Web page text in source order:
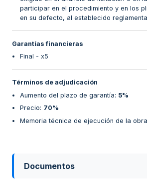
participar en el procedimiento y en los
en su defecto, al establecido
Garantías financieras
Final - x5
Términos de adjudicación
Aumento del plazo de garantía: 5%
Precio: 70%
Memoria técnica de ejecución de la obra
Documentos